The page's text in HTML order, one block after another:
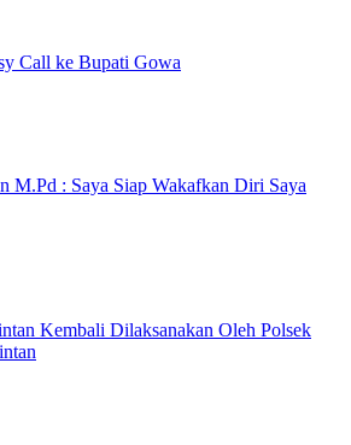
Call ke Bupati Gowa
M.Pd : Saya Siap Wakafkan Diri Saya
Kembali Dilaksanakan Oleh Polsek